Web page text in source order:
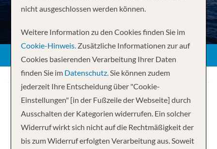
Ihre Kreuzfahrt
nicht ausgeschlossen werden können.
Weitere Information zu den Cookies finden Sie im
Cookie-Hinweis. Zusätzliche Informationen zur auf
Cookies basierenden Verarbeitung Ihrer Daten
finden Sie im Datenschutz.Sie können zudem
jederzeit Ihre Entscheidung über "Cookie-
Einstellungen" [in der Fußzeile der Webseite] durch
Ausschalten der Kategorien widerrufen. Ein solcher
Widerruf wirkt sich nicht auf die Rechtmäßigkeit der
bis zum Widerruf erfolgten Verarbeitung aus. Soweit